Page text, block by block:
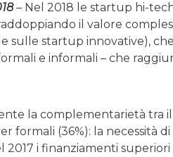
– Nel 2018 le startup hi-
il valore
sulle startup innovative),
e informali – che
la complementarietà tra
formali (36%): la necessità
2017 i finanziamenti